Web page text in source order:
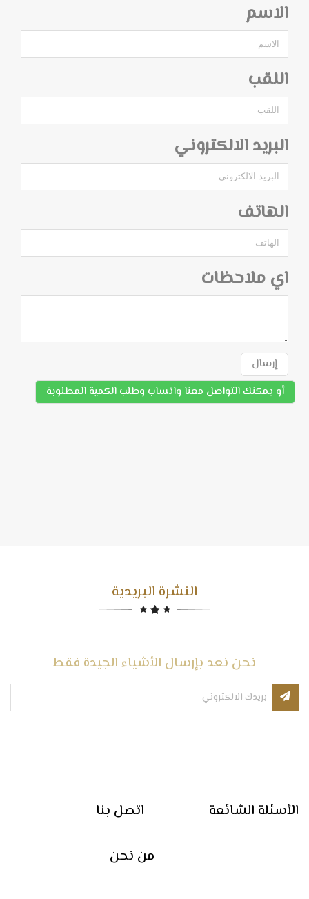
الاسم
اللقب
البريد الالكتروني
الهاتف
اي ملاحظات
إرسال
أو يمكنك التواصل معنا واتساب وطلب الكمية المطلوبة
النشرة البريدية
نحن نعد بإرسال الأشياء الجيدة فقط
اتصل بنا الأسئلة الشائعة
من نحن